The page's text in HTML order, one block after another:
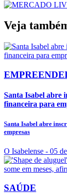
Veja
Santa Isabel abre
financeira para
Santa Isabel abre
empresas
O Isabelense - 05
SAÚDE